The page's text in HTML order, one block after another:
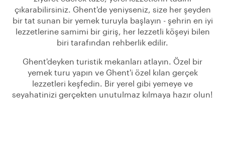
çıkarabilirsiniz. Ghent'de yeniyseniz, size her şeyden
bir tat sunan bir yemek turuyla başlayın - şehrin en iyi
lezzetlerine samimi bir giriş, her lezzetli köşeyi bilen
biri tarafından rehberlik edilir.
Ghent'deyken turistik mekanları atlayın. Özel bir
yemek turu yapın ve Ghent'i özel kılan gerçek
lezzetleri keşfedin. Bir yerel gibi yemeye ve
seyahatinizi gerçekten unutulmaz kılmaya hazır olun!